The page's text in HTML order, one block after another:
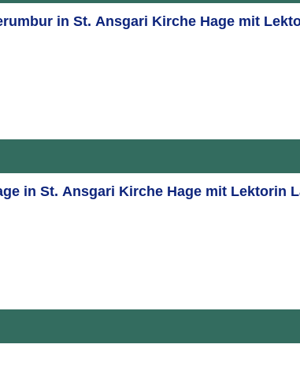
in St. Ansgari Kirche Hage mit
in St. Ansgari Kirche Hage mit Lektorin